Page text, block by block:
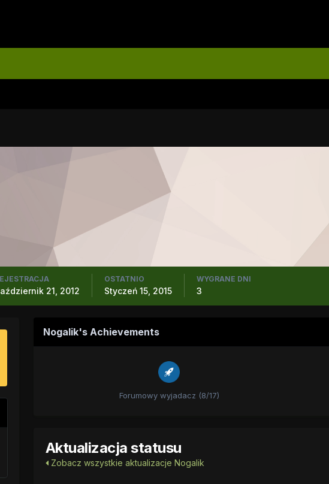
21, 2012
OSTATNIO
Styczeń 15, 2015
WYGRANE DNI
3
Nogalik's Achievements
Forumowy wyjadacz (8/17)
Aktualizacja statusu
Zobacz wszystkie aktualizacje Nogalik